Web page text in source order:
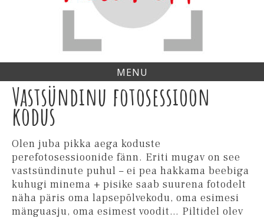
MENU
Vastsündinu fotosessioon
kodus
Olen juba pikka aega koduste
perefotosessioonide fänn. Eriti mugav on see
vastsündinute puhul – ei pea hakkama beebiga
kuhugi minema + pisike saab suurena fotodelt
näha päris oma lapsepõlvekodu, oma esimesi
mänguasju, oma esimest voodit… Piltidel olev